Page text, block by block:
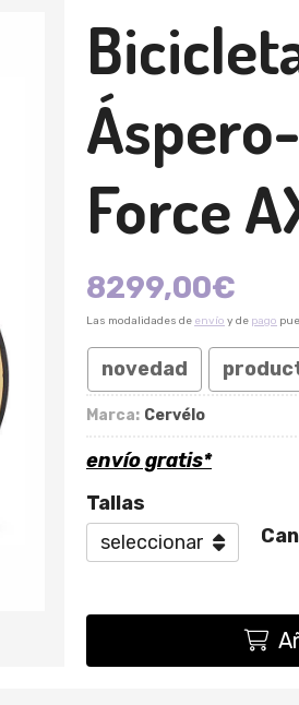
Force
8299,00€
Las modalidades de envío y de pago
novedad
Marca: Cervélo
envío gratis*
Tallas